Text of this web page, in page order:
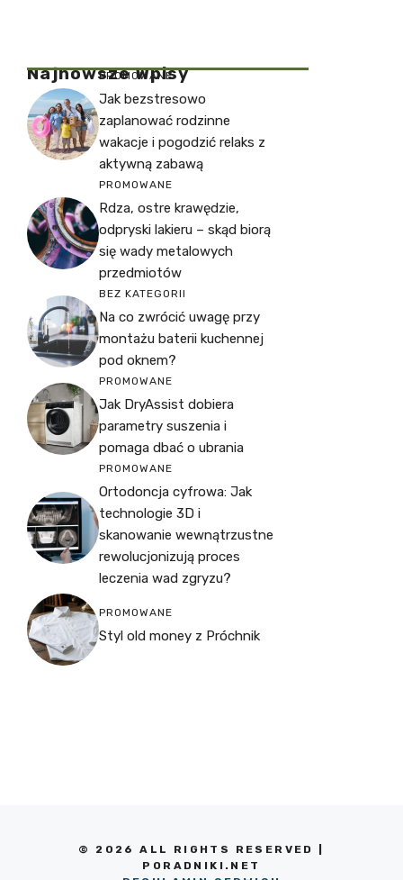
Najnowsze Wpisy
PROMOWANE
Jak bezstresowo
zaplanować rodzinne
wakacje i pogodzić relaks z
aktywną zabawą
PROMOWANE
Rdza, ostre krawędzie,
odpryski lakieru – skąd biorą
się wady metalowych
przedmiotów
BEZ KATEGORII
Na co zwrócić uwagę przy
montażu baterii kuchennej
pod oknem?
PROMOWANE
Jak DryAssist dobiera
parametry suszenia i
pomaga dbać o ubrania
PROMOWANE
Ortodoncja cyfrowa: Jak
technologie 3D i
skanowanie wewnątrzustne
rewolucjonizują proces
leczenia wad zgryzu?
PROMOWANE
Styl old money z Próchnik
© 2026 ALL RIGHTS RESERVED |
PORADNIKI.NET